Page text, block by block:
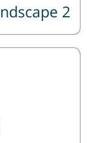
2 Startup Crowdfunding Landscape